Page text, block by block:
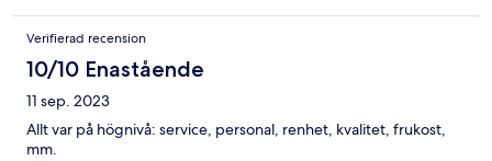
Verifierad recension
10/10 Enastående
11 sep. 2023
Allt var på högnivå: service, personal, renhet, kvalitet, frukost,
mm.